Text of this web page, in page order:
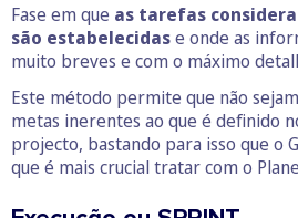
Fase em que as tarefas
são estabelecidase onde as
muito breves e com o máximo
Este método permite que não
metas inerentes ao que é definido
projecto, bastando para isso que o
que é mais crucial tratar com o